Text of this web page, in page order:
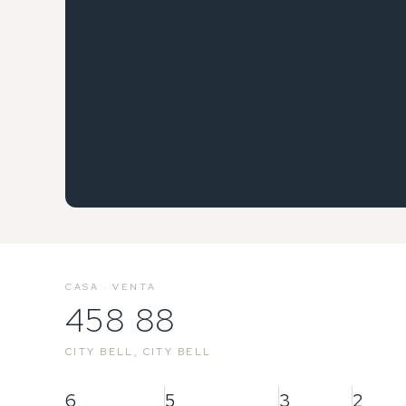
CASA · VENTA
458 88
CITY BELL, CITY BELL
6 5 3 2